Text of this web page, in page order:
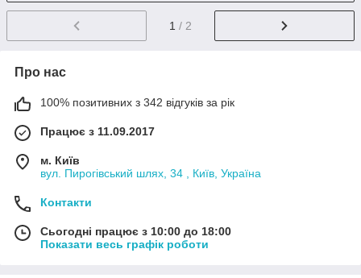
1 / 2
Про нас
100% позитивних з 342 відгуків за рік
Працює з 11.09.2017
м. Київ
вул. Пирогівський шлях, 34 , Київ, Україна
Контакти
Сьогодні працює з 10:00 до 18:00
Показати весь графік роботи